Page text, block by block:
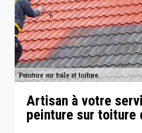
Artisan à votre
peinture sur toiture